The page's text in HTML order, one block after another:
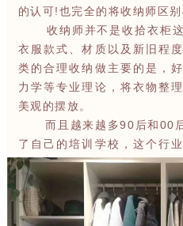
的认可!也完全的将收纳师区
收纳师并不是收拾衣柜这
衣服款式、材质以及新旧程
类的合理收纳做主要的是，
力学等专业理论，将衣物整
美观的摆放。
而且越来越多90后和00后
了自己的培训学校，这个行
能力的双回报!